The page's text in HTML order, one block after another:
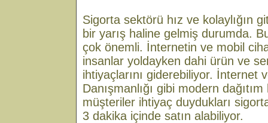
Sigorta sektörü hız ve kolaylığın
bir yarış haline gelmiş durumda.
çok önemli. İnternetin ve mobil
insanlar yoldayken dahi ürün ve
ihtiyaçlarını giderebiliyor. İnternet
Danışmanlığı gibi modern
müşteriler ihtiyaç duydukları
3 dakika içinde satın alabiliyor.